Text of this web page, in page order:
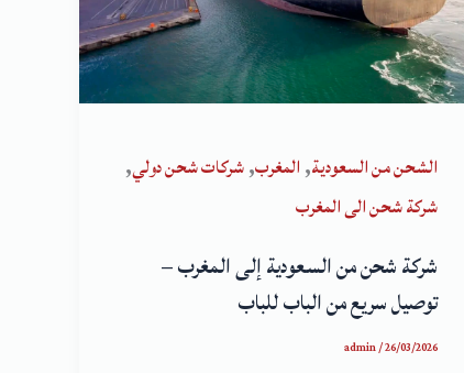
الشحن من السعودية,المغرب,شركات شحن دولي,
شركة شحن الى المغرب
شركة شحن من السعودية إلى المغرب –
توصيل سريع من الباب للباب
admin/26/03/2026